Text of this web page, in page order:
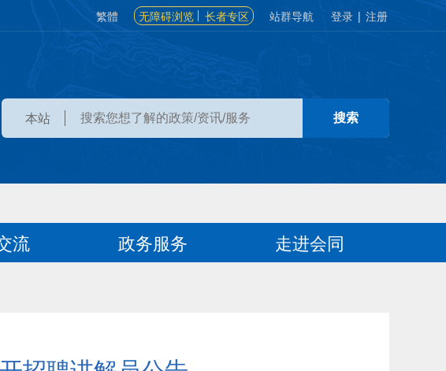
繁體 无障碍浏览 长者专区 站群导航 登录 | 注册
本站
流 政务服务 走进会同